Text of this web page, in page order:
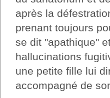
après la
prenant toujours
se dit "apathique"
hallucinations
une petite fille lui
accompagné de